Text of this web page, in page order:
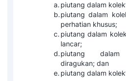
a. piutang dalam
b.piutang dalam
perhatian khusus;
c. piutang dalam
lancar;
d.piutang dalam
diragukan; dan
e. piutang dalam